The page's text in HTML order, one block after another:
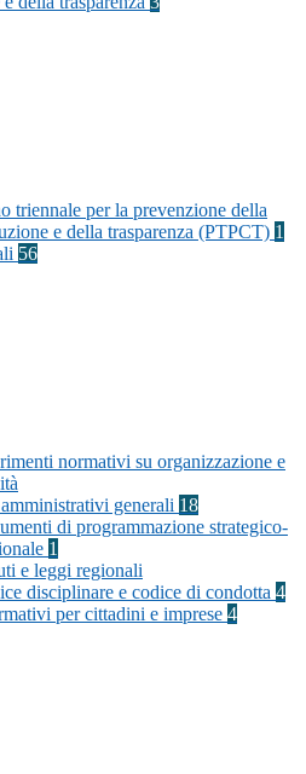
triennale per la prevenzione della
e della trasparenza (PTPCT) 1
56
normativi su organizzazione e
generali 18
di programmazione strategico-
1
e leggi regionali
disciplinare e codice di condotta 4
per cittadini e imprese 4